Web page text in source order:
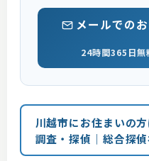
メールでの
24時間365日無
川越市にお住まいの
調査・探偵｜総合探